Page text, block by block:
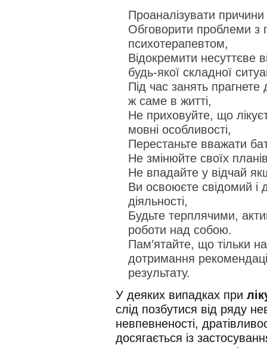
Проаналізувати
Обговорити проблеми з
психотерапевтом,
Відокремити несуттєве
будь-якої складної
Під час занять прагнете
ж саме в житті,
Не приховуйте, що
мовні особливості,
Перестаньте вважати
Не змінюйте своїх
Не впадайте у відчай
Ви освоюєте свідомий і
діяльності,
Будьте терплячими,
роботи над собою.
Пам’ятайте, що тільки
дотримання
результату.
У деяких випадках при
слід позбутися від ряду
невпевненості,
досягається із